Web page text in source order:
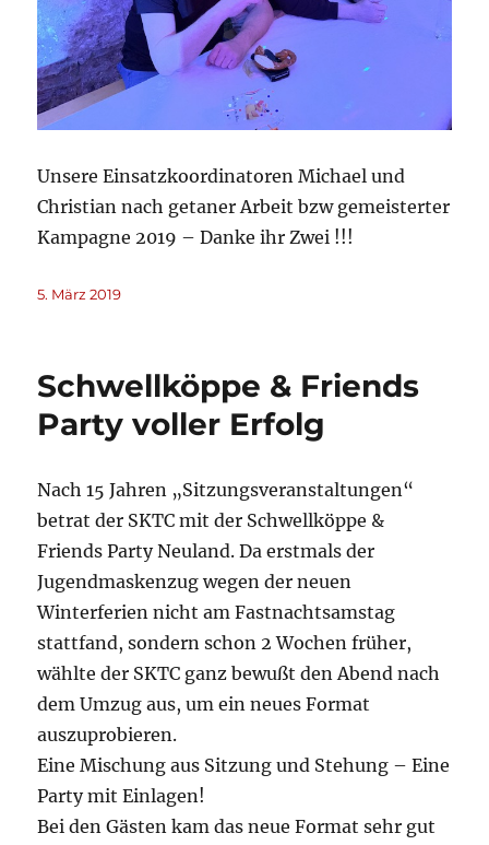
Unsere Einsatzkoordinatoren Michael und
Christian nach getaner Arbeit bzw gemeisterter
Kampagne 2019 – Danke ihr Zwei !!!
Veröffentlicht
5. März 2019
Schwellköppe & Friends
Party voller Erfolg
Nach 15 Jahren „Sitzungsveranstaltungen“
betrat der SKTC mit der Schwellköppe &
Friends Party Neuland. Da erstmals der
Jugendmaskenzug wegen der neuen
Winterferien nicht am Fastnachtsamstag
stattfand, sondern schon 2 Wochen früher,
wählte der SKTC ganz bewußt den Abend nach
dem Umzug aus, um ein neues Format
auszuprobieren.
Eine Mischung aus Sitzung und Stehung – Eine
Party mit Einlagen!
Bei den Gästen kam das neue Format sehr gut